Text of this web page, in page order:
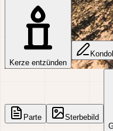
Kerze entzünden
Parte
Sterbebild